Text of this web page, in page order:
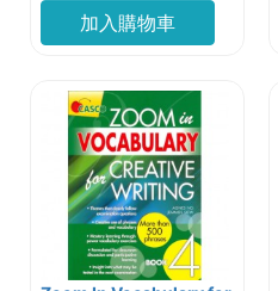
加入購物車